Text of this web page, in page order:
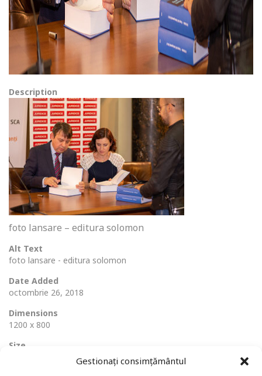
Gestionați consimțământul
Description
foto lansare – editura solomon
Alt Text
foto lansare - editura solomon
Date Added
octombrie 26, 2018
Dimensions
1200 x 800
Size